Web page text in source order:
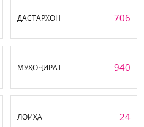
ДАСТАРХОН 706
МУҲОҶИРАТ 940
ЛОИҲА 24